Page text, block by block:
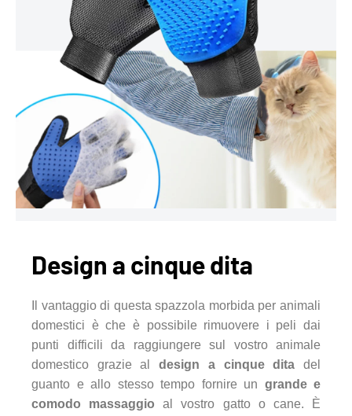
Design a cinque dita
Il vantaggio di questa spazzola morbida per animali
domestici è che è possibile rimuovere i peli dai
punti difficili da raggiungere sul vostro animale
domestico grazie aldesign a cinque dita del
guanto e allo stesso tempo fornire un grande e
comodo massaggio al vostro gatto o cane. È